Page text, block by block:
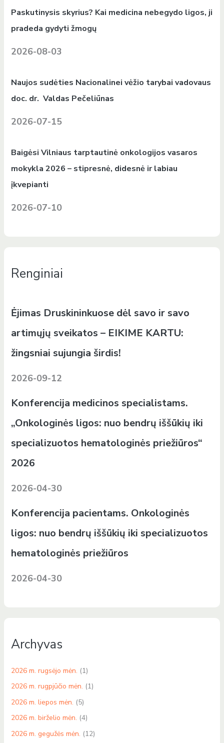
Paskutinysis skyrius? Kai medicina nebegydo ligos, ji
pradeda gydyti žmogų
2026-08-03
Naujos sudėties Nacionalinei vėžio tarybai vadovaus
doc. dr. Valdas Pečeliūnas
2026-07-15
Baigėsi Vilniaus tarptautinė onkologijos vasaros
mokykla 2026 – stipresnė, didesnė ir labiau
įkvepianti
2026-07-10
Renginiai
Ėjimas Druskininkuose dėl savo ir savo
artimųjų sveikatos – EIKIME KARTU:
žingsniai sujungia širdis!
2026-09-12
Konferencija medicinos specialistams.
„Onkologinės ligos: nuo bendrų iššūkių iki
specializuotos hematologinės priežiūros“
2026
2026-04-30
Konferencija pacientams. Onkologinės
ligos: nuo bendrų iššūkių iki specializuotos
hematologinės priežiūros
2026-04-30
Archyvas
2026 m. rugsėjo mėn. (1)
2026 m. rugpjūčio mėn. (1)
2026 m. liepos mėn. (5)
2026 m. birželio mėn. (4)
2026 m. gegužės mėn. (12)